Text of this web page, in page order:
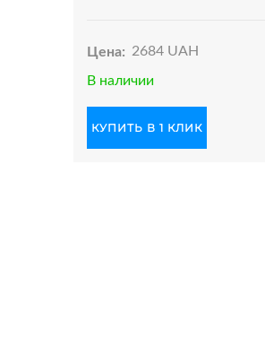
Цена: 2684 UAH
В наличии
КУПИТЬ В 1 КЛИК